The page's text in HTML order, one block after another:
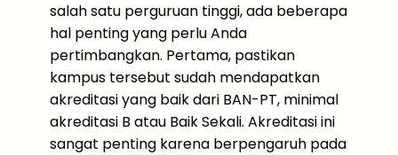
salah satu perguruan tinggi, ada beberapa
hal penting yang perlu Anda
pertimbangkan. Pertama, pastikan
kampus tersebut sudah mendapatkan
akreditasi yang baik dari BAN-PT, minimal
akreditasi B atau Baik Sekali. Akreditasi ini
sangat penting karena berpengaruh pada